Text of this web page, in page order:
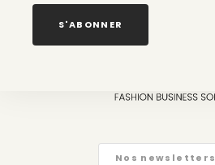
Nos newsletters
S'ABONNER